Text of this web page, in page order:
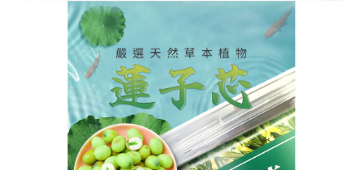
蓮子芯茶專賣店
降肝火中藥保護肝細胞，給肝
臟洗個澡